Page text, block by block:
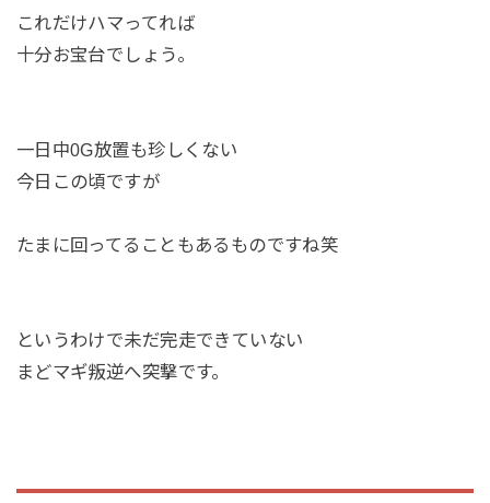
これだけハマってれば
十分お宝台でしょう。
一日中0G放置も珍しくない
今日この頃ですが
たまに回ってることもあるものですね笑
というわけで未だ完走できていない
まどマギ叛逆へ突撃です。